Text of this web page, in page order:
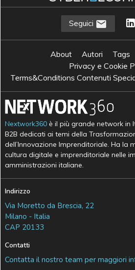
Seguici
About Autori Tags
Privacy e Cookie
Terms&Conditions Contenuti
Nextwork360 è il più grande network in
B2B dedicati ai temi della
dell’Innovazione Imprenditoriale. Ha la
cultura digitale e imprenditoriale nelle
amministrazioni italiane.
Indirizzo
Via Moretto da Brescia, 22
Milano - Italia
CAP 20133
Contatti
Contatta il nostro team per maggiori